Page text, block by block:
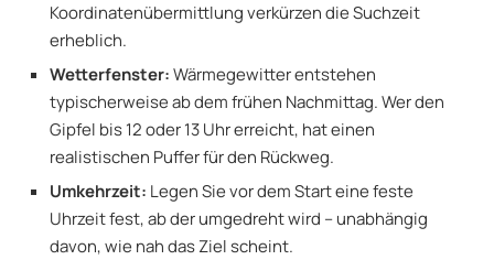
Koordinatenübermittlung verkürzen die Suchzeit
erheblich.
Wetterfenster:Wärmegewitter entstehen
typischerweise ab dem frühen Nachmittag. Wer den
Gipfel bis 12 oder 13 Uhr erreicht, hat einen
realistischen Puffer für den Rückweg.
Umkehrzeit: Legen Sie vor dem Start eine feste
Uhrzeit fest, ab der umgedreht wird – unabhängig
davon, wie nah das Ziel scheint.